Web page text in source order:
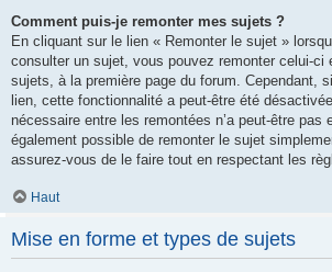
Comment puis-je remonter mes sujets ?
En cliquant sur le lien « Remonter le sujet »
consulter un sujet, vous pouvez remonter celui-ci
sujets, à la première page du forum. Cependant,
lien, cette fonctionnalité a peut-être été
nécessaire entre les remontées n’a peut-être
également possible de remonter le sujet
assurez-vous de le faire tout en respectant les
Haut
Mise en forme et types de sujets